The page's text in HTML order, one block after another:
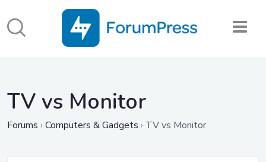
TV vs Monitor
Forums › Computers & Gadgets › TV vs Monitor